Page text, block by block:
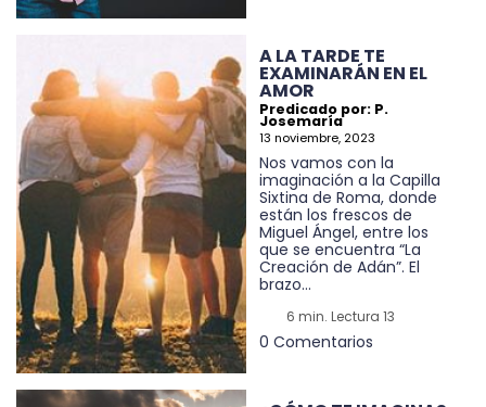
A LA TARDE TE
EXAMINARÁN EN EL
AMOR
Predicado por: P.
Josemaría
13 noviembre, 2023
Nos vamos con la
imaginación a la Capilla
Sixtina de Roma, donde
están los frescos de
Miguel Ángel, entre los
que se encuentra “La
Creación de Adán”. El
brazo...
6 min. Lectura 13
0 Comentarios